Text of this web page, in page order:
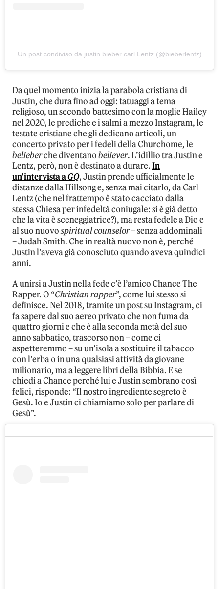
Un post condiviso da justin bieber carl Lentz (@bieberlentz)
Da quel momento inizia la parabola cristiana di
Justin, che dura fino ad oggi: tatuaggi a tema
religioso, un secondo battesimo con la moglie Hailey
nel 2020, le prediche e i salmi a mezzo Instagram, le
testate cristiane che gli dedicano articoli, un
concerto privato per i fedeli della Churchome, le
belieberche diventanobeliever. L’idillio tra Justin e
Lentz, però, non è destinato a durare.In
un’intervista aGQ, Justin prende ufficialmente le
distanze dalla Hillsong e, senza mai citarlo, da Carl
Lentz (che nel frattempo è stato cacciato dalla
stessa Chiesa per infedeltà coniugale: si è già detto
che la vita è sceneggiatrice?), ma resta fedele a Dio e
al suo nuovospiritual counselor– senza addominali
– Judah Smith. Che in realtà nuovo non è, perché
Justin l’aveva già conosciuto quando aveva quindici
anni.
A unirsi a Justin nella fede c’è l’amico Chance The
Rapper. O “Christian rapper”, come lui stesso si
definisce. Nel 2018, tramite un post su Instagram, ci
fa sapere dal suo aereo privato che non fuma da
quattro giorni e che è alla seconda metà del suo
anno sabbatico, trascorso non – come ci
aspetteremmo – su un’isola a sostituire il tabacco
con l’erba o in una qualsiasi attività da giovane
milionario, ma a leggere libri della Bibbia. E se
chiedi a Chance perché lui e Justin sembrano così
felici, risponde: “Il nostro ingrediente segreto è
Gesù. Io e Justin ci chiamiamo solo per parlare di
Gesù”.